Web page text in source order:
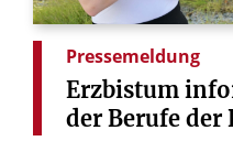
Pressemeldung
Erzbistum
der Berufe der